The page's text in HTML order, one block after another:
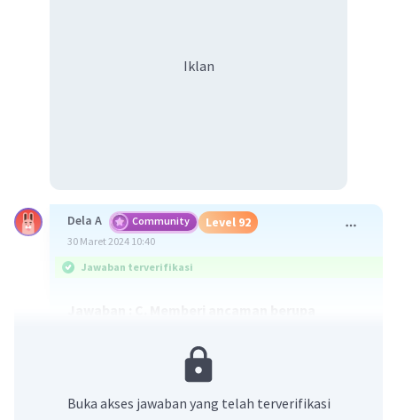
Iklan
Dela A Community Level 92
30 Maret 2024 10:40
Jawaban terverifikasi
persoalan Palestina di PBB
Pembahasan :
Hubungan antara Indonesia-Mesir mulai terjalin
Buka akses jawaban yang telah terverifikasi